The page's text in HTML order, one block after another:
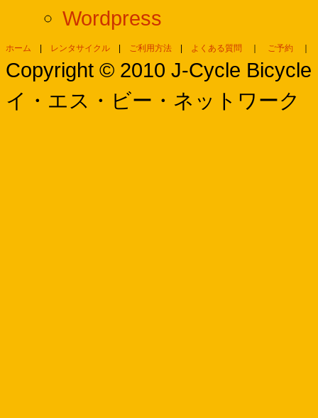
Wordpress
ホーム | レンタサイクル | ご利用方法 | よくある質問 ｜ ご予約 ｜
Copyright © 2010 J-Cycle
イ・エス・ビー・ネットワーク